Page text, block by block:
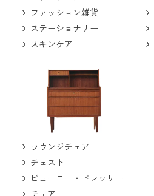
ファッション雑貨
ステーショナリー
スキンケア
ラウンジチェア
チェスト
ビューロー・ドレッサー